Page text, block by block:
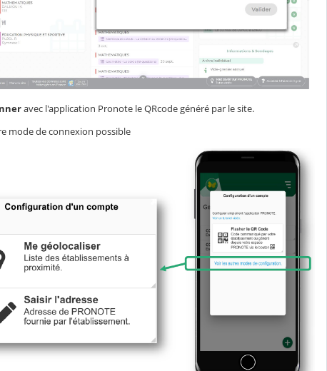
avec l'application Pronote le QRcode généré par le site.
mode de connexion possible